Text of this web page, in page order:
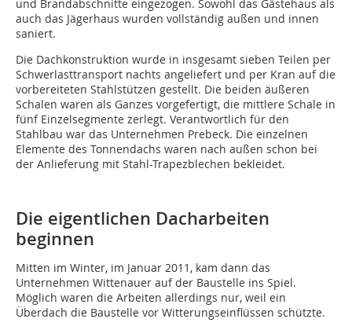
und Brandabschnitte eingezogen. Sowohl das Gästehaus als
auch das Jägerhaus wurden vollständig außen und innen
saniert.
Die Dachkonstruktion wurde in insgesamt sieben Teilen per
Schwerlasttransport nachts angeliefert und per Kran auf die
vorbereiteten Stahlstützen gestellt. Die beiden äußeren
Schalen waren als Ganzes vorgefertigt, die mittlere Schale in
fünf Einzelsegmente zerlegt. Verantwortlich für den
Stahlbau war das Unternehmen Prebeck. Die einzelnen
Elemente des Tonnendachs waren nach außen schon bei
der Anlieferung mit Stahl-Trapezblechen bekleidet.
Die eigentlichen Dacharbeiten
beginnen
Mitten im Winter, im Januar 2011, kam dann das
Unternehmen Wittenauer auf der Baustelle ins Spiel.
Möglich waren die Arbeiten allerdings nur, weil ein
Überdach die Baustelle vor Witterungseinflüssen schützte.